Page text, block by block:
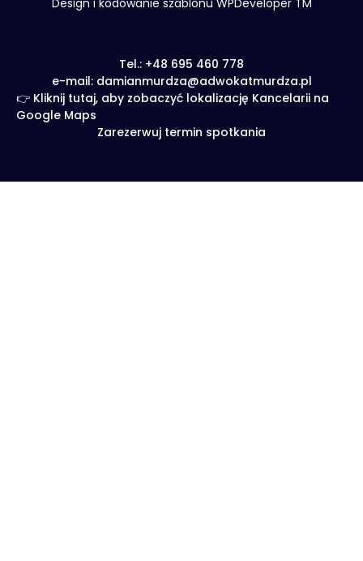
Tel.: +48 695 460 778
e-mail: damianmurdza@adwokatmurdza.pl
👉 Kliknij tutaj, aby zobaczyć lokalizację Kancelarii na
Google Maps
Zarezerwuj termin spotkania